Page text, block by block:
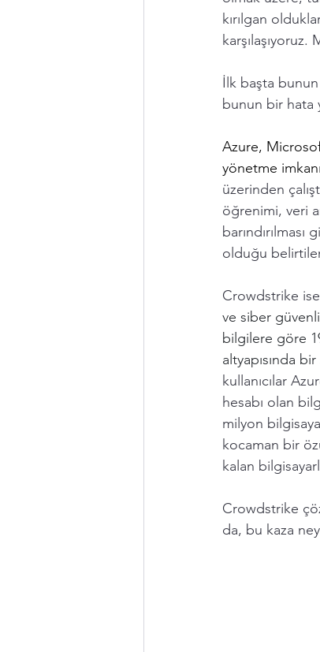
kırılgan
İlk başta
bunun bir hata
Azure,
yönetme
üzerinden
öğrenimi, veri
olduğu
Crowdstrike ise
ve siber
bilgilere göre
altyapısında
kullanıcılar
hesabı olan
milyon
kocaman bir
kalan
Crowdstrike
da, bu kaza